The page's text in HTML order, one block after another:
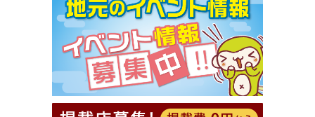
【ジモア限定①】初回割引 特価 VIO脱毛11,000円
⇒8,800円（メンズ専門ワックス脱毛サロン Mickle
（ミックル））
[有効期限]2026年9月30日
【ジモア読者特典2】コース 3,500円→3,000円（料
理5品+2時間飲み放題）（創作イタリアン Pia Cu
ore（ピアクオーレ））
[有効期限]2026年9月30日